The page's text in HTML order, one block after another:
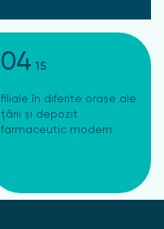
04 15
filiale în diferite orașe ale
țării și depozit
farmaceutic modern